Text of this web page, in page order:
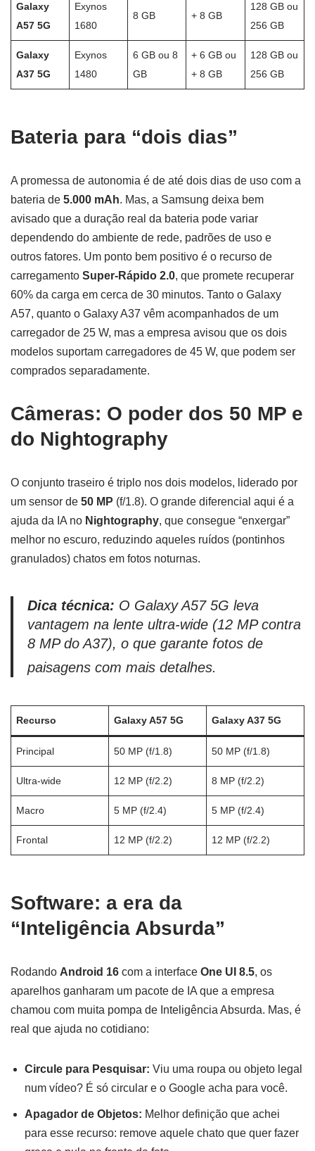
Galaxy
A57 5G
Exynos
1680
8 GB + 8 GB
128 GB ou
256 GB
Galaxy
A37 5G
Exynos
1480
6 GB ou 8
GB
+ 6 GB ou
+ 8 GB
128 GB ou
256 GB
Bateria para “dois dias”
A promessa de autonomia é de até dois dias de uso com a
bateria de 5.000 mAh. Mas, a Samsung deixa bem
avisado que a duração real da bateria pode variar
dependendo do ambiente de rede, padrões de uso e
outros fatores. Um ponto bem positivo é o recurso de
carregamento Super-Rápido 2.0, que promete recuperar
60% da carga em cerca de 30 minutos. Tanto o Galaxy
A57, quanto o Galaxy A37 vêm acompanhados de um
carregador de 25 W, mas a empresa avisou que os dois
modelos suportam carregadores de 45 W, que podem ser
comprados separadamente.
Câmeras: O poder dos 50 MP e
do Nightography
O conjunto traseiro é triplo nos dois modelos, liderado por
um sensor de 50 MP (f/1.8). O grande diferencial aqui é a
ajuda da IA no Nightography, que consegue “enxergar”
melhor no escuro, reduzindo aqueles ruídos (pontinhos
granulados) chatos em fotos noturnas.
Dica técnica: O Galaxy A57 5G leva
vantagem na lente ultra-wide (12 MP contra
8 MP do A37), o que garante fotos de
paisagens com mais detalhes.
Recurso Galaxy A57 5G Galaxy A37 5G
Principal 50 MP (f/1.8) 50 MP (f/1.8)
Ultra-wide 12 MP (f/2.2) 8 MP (f/2.2)
Macro 5 MP (f/2.4) 5 MP (f/2.4)
Frontal 12 MP (f/2.2) 12 MP (f/2.2)
Software: a era da
“Inteligência Absurda”
Rodando Android 16 com a interface One UI 8.5, os
aparelhos ganharam um pacote de IA que a empresa
chamou com muita pompa de Inteligência Absurda. Mas, é
real que ajuda no cotidiano:
Circule para Pesquisar: Viu uma roupa ou objeto legal
num vídeo? É só circular e o Google acha para você.
Apagador de Objetos: Melhor definição que achei
para esse recurso: remove aquele chato que quer fazer